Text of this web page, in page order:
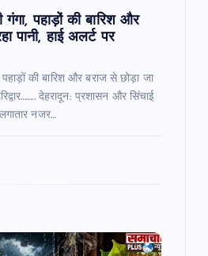
पहाड़ों की बारिश और
पानी, हाई अलर्ट पर
की बारिश और बराज से छोड़ा जा
देहरादून: प्रशासन और सिंचाई
नजर…